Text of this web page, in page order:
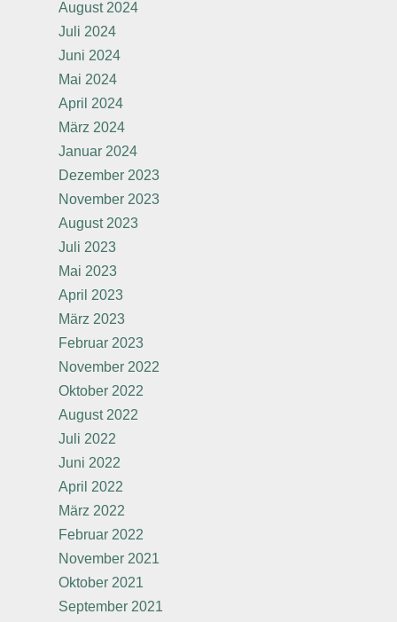
August 2024
Juli 2024
Juni 2024
Mai 2024
April 2024
März 2024
Januar 2024
Dezember 2023
November 2023
August 2023
Juli 2023
Mai 2023
April 2023
März 2023
Februar 2023
November 2022
Oktober 2022
August 2022
Juli 2022
Juni 2022
April 2022
März 2022
Februar 2022
November 2021
Oktober 2021
September 2021